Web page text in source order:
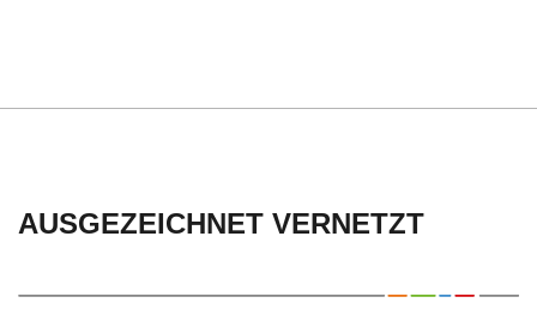
E
AUSGEZEICHNET VERNETZT